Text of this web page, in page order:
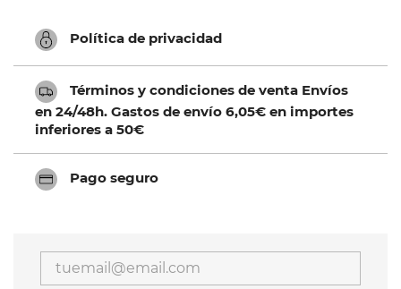
Política de privacidad
Términos y condiciones de venta Envíos
en 24/48h. Gastos de envío 6,05€ en importes
inferiores a 50€
Pago seguro